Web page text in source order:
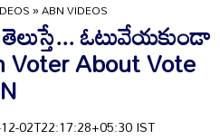
»ABN VIDEOS
ఓటువేయకుండా
Voter About Vote
02T22:17:28+05:30 IST